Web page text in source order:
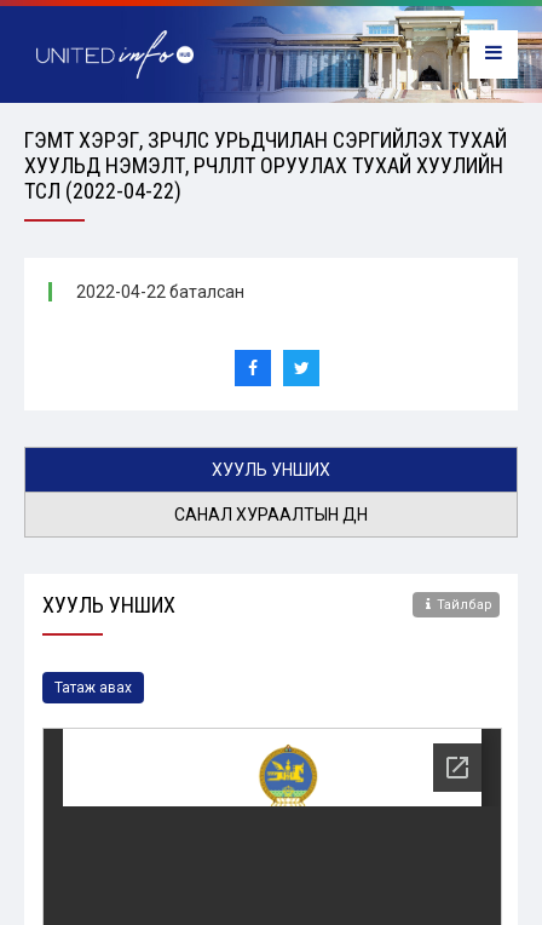
ГЭМТ ХЭРЭГ, ЗӨРЧЛӨӨС УРЬДЧИЛАН СЭРГИЙЛЭХ ТУХАЙ
ХУУЛЬД НЭМЭЛТ, ӨӨРЧЛӨЛТ ОРУУЛАХ ТУХАЙ ХУУЛИЙН
ТӨСӨЛ (2022-04-22)
2022-04-22 баталсан
ХУУЛЬ УНШИХ
САНАЛ ХУРААЛТЫН ДҮН
ХУУЛЬ УНШИХ Тайлбар
Татаж авах